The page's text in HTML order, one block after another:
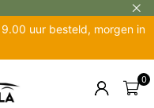
uur besteld, morgen in
0